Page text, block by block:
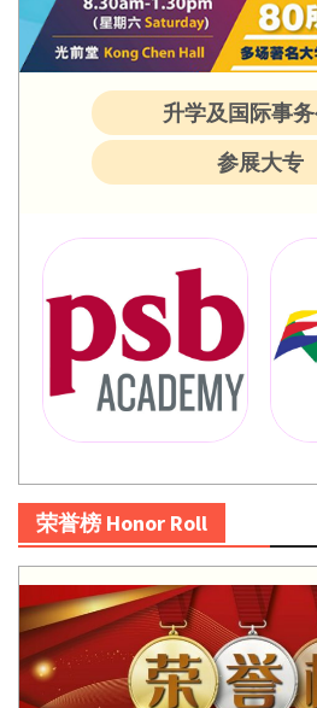
升学及国际事
参展大专
荣誉榜 Honor Roll